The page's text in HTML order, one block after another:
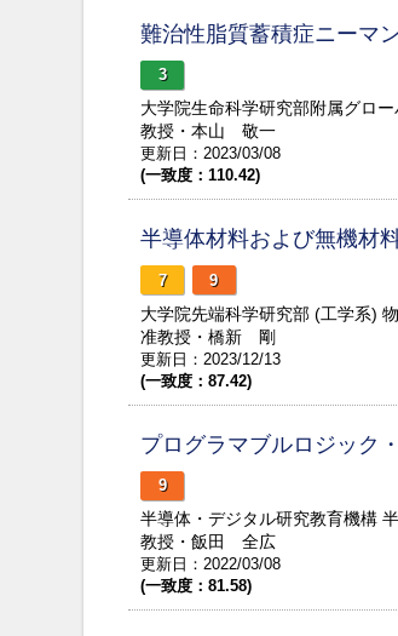
難治性脂質蓄積症ニーマ
3
大学院生命科学研究部附属グロ
教授・本山 敬一
更新日：2023/03/08
(一致度：110.42)
半導体材料および無機材
7 9
大学院先端科学研究部 (工学系)
准教授・橋新 剛
更新日：2023/12/13
(一致度：87.42)
プログラマブルロジック
9
半導体・デジタル研究教育機構
教授・飯田 全広
更新日：2022/03/08
(一致度：81.58)